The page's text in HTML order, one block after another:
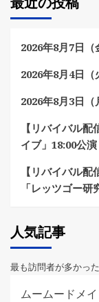
2026年8月7日
2026年8月4日
2026年8月3日
【リバイバル
イブ」18:00公
【リバイバル
「レッツゴー
人気記事
最も訪問者が多かっ
ムームードメ